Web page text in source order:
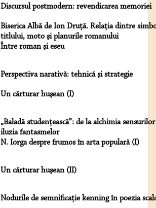
Discursul postmodern: revendicarea memoriei
Biserica Albă de Ion Druță. Relaţia dintre
titlului, moto şi planurile romanului
Între roman şi eseu
Perspectiva narativă: tehnică şi strategie
Un cărturar huşean (I)
„Baladă studențească”: de la alchimia
iluzia fantasmelor
N. Iorga despre frumos în arta populară (I)
Un cărturar huşean (II)
Nodurile de semnificație kenning în poezia